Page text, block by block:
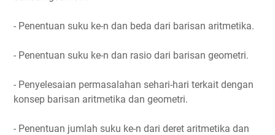
- Penentuan suku ke-n dan beda dari barisan aritmetika.
- Penentuan suku ke-n dan rasio dari barisan geometri.
- Penyelesaian permasalahan sehari-hari terkait dengan
konsep barisan aritmetika dan geometri.
- Penentuan jumlah suku ke-n dari deret aritmetika dan